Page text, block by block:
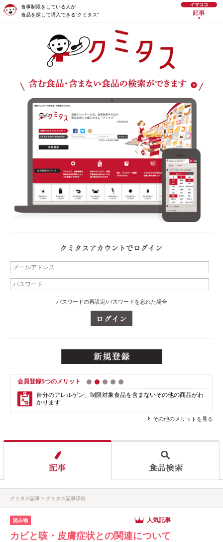
食事制限をしている人が
食品を探して購入できる“クミタス”
パスワードの再設定/パスワードを忘れた場合
会員登録5つのメリット 1 2 3 4
自分のアレルゲン、制限対象食品を含まないその他の商品がわ
かります
その他のメリットを見る
クミタス記事 クミタス記事詳細
読み物 人気記事
カビと咳・皮膚症状との関連について